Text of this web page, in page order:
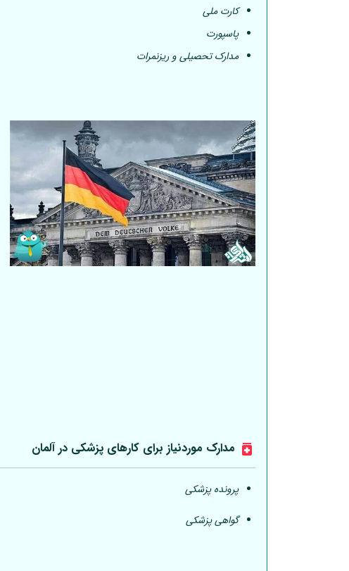
کارت ملی
پاسپورت
مدارک تحصیلی و ریزنمرات
مدارک موردنیاز برای کارهای پزشکی درآلمان
پرونده پزشکی
گواهی پزشکی